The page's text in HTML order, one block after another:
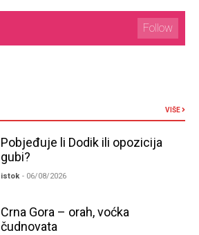
Follow
VIŠE
Pobjeđuje li Dodik ili opozicija
gubi?
istok - 06/08/2026
Crna Gora – orah, voćka
čudnovata